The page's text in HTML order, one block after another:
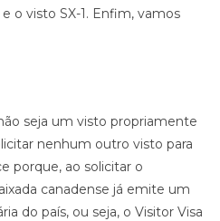
o visto SX-1. Enfim, vamos
seja um visto propriamente
nenhum outro visto para
porque, ao solicitar o
canadense já emite um
do país, ou seja, o Visitor Visa